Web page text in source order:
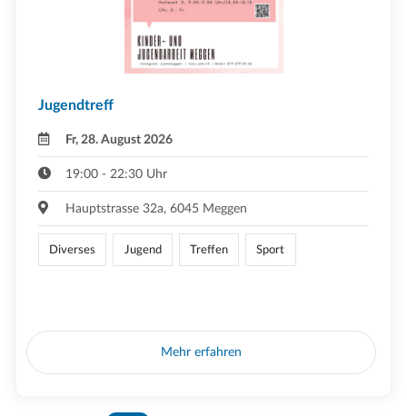
Jugendtreff
Fr, 28. August 2026
19:00 - 22:30 Uhr
Hauptstrasse 32a, 6045 Meggen
Diverses Jugend Treffen Sport
Mehr erfahren